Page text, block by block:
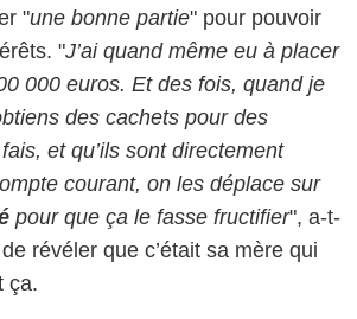
"une bonne partie" pour pouvoir
"J’ai quand même eu à placer
000 euros. Et des fois, quand je
des cachets pour des
et qu’ils sont directement
courant, on les déplace sur
pour que ça le fasse fructifier", a-t-
révéler que c’était sa mère qui
ça.